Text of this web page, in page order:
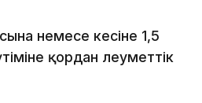
немесе әкесіне 1,5
қордан әлеуметтік